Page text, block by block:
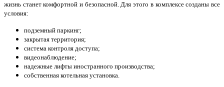
жизнь станет комфортной и безопасной. Для этого в комплексе созданы все
условия:
подземный паркинг;
закрытая территория;
система контроля доступа;
видеонаблюдение;
надежные лифты иностранного производства;
собственная котельная установка.